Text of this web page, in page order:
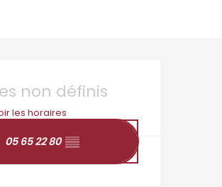
et
non définis
les horaires
05 65 22 80 ▒▒